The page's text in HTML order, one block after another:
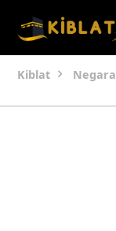
Kiblat Negara